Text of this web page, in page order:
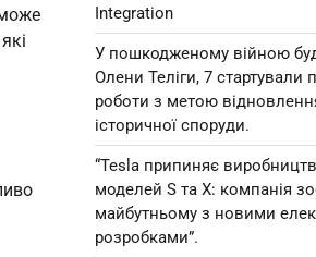
Integration
У пошкодженому війною
Олени Теліги, 7 стартували
роботи з метою
історичної споруди.
“Tesla припиняє
моделей S та X: компанія
майбутньому з новими
розробками”.